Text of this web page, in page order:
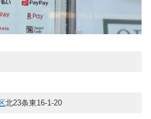
北23条東16-1-20